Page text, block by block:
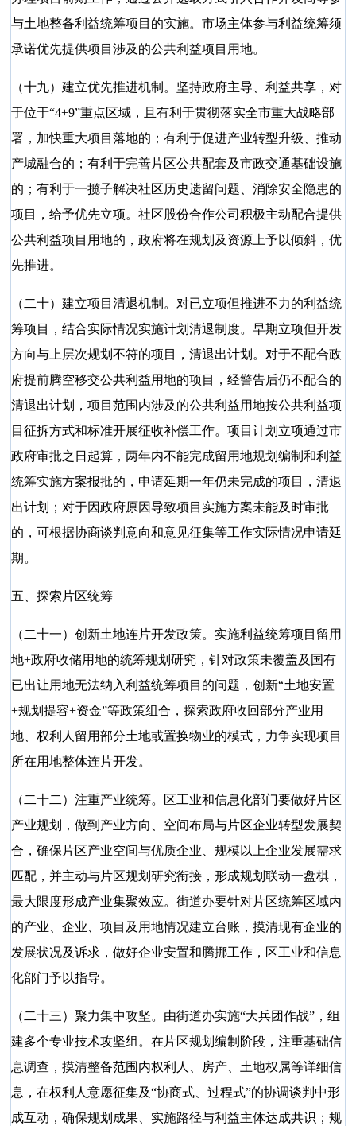
与土地整备利益统筹项目的实施。市场主体参与利益统筹须
承诺优先提供项目涉及的公共利益项目用地。
（十九）建立优先推进机制。坚持政府主导、利益共享，对
于位于“4+9”重点区域，且有利于贯彻落实全市重大战略部
署，加快重大项目落地的；有利于促进产业转型升级、推动
产城融合的；有利于完善片区公共配套及市政交通基础设施
的；有利于一揽子解决社区历史遗留问题、消除安全隐患的
项目，给予优先立项。社区股份合作公司积极主动配合提供
公共利益项目用地的，政府将在规划及资源上予以倾斜，优
先推进。
（二十）建立项目清退机制。对已立项但推进不力的利益统
筹项目，结合实际情况实施计划清退制度。早期立项但开发
方向与上层次规划不符的项目，清退出计划。对于不配合政
府提前腾空移交公共利益用地的项目，经警告后仍不配合的
清退出计划，项目范围内涉及的公共利益用地按公共利益项
目征拆方式和标准开展征收补偿工作。项目计划立项通过市
政府审批之日起算，两年内不能完成留用地规划编制和利益
统筹实施方案报批的，申请延期一年仍未完成的项目，清退
出计划；对于因政府原因导致项目实施方案未能及时审批
的，可根据协商谈判意向和意见征集等工作实际情况申请延
期。
五、探索片区统筹
（二十一）创新土地连片开发政策。实施利益统筹项目留用
地+政府收储用地的统筹规划研究，针对政策未覆盖及国有
已出让用地无法纳入利益统筹项目的问题，创新“土地安置
+规划提容+资金”等政策组合，探索政府收回部分产业用
地、权利人留用部分土地或置换物业的模式，力争实现项目
所在用地整体连片开发。
（二十二）注重产业统筹。区工业和信息化部门要做好片区
产业规划，做到产业方向、空间布局与片区企业转型发展契
合，确保片区产业空间与优质企业、规模以上企业发展需求
匹配，并主动与片区规划研究衔接，形成规划联动一盘棋，
最大限度形成产业集聚效应。街道办要针对片区统筹区域内
的产业、企业、项目及用地情况建立台账，摸清现有企业的
发展状况及诉求，做好企业安置和腾挪工作，区工业和信息
化部门予以指导。
（二十三）聚力集中攻坚。由街道办实施“大兵团作战”，组
建多个专业技术攻坚组。在片区规划编制阶段，注重基础信
息调查，摸清整备范围内权利人、房产、土地权属等详细信
息，在权利人意愿征集及“协商式、过程式”的协调谈判中形
成互动，确保规划成果、实施路径与利益主体达成共识；规